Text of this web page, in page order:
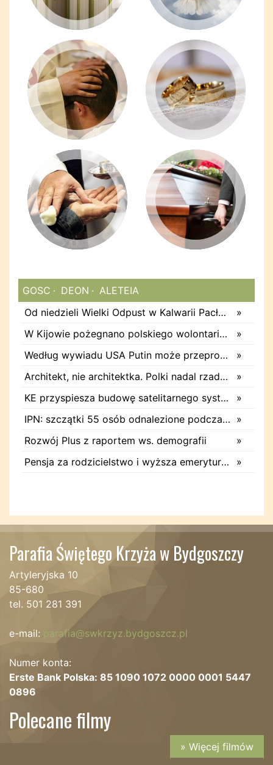
GOSC DEON
ALETEIA
»
Od niedzieli Wielki Odpust w Kalwarii Pacławskiej
»
W Kijowie pożegnano polskiego wolontariusza, który zginął w wyniku rosyjskich działań zbrojnych
»
Według wywiadu USA Putin może przeprowadzić ograniczony atak na kraj NATO
»
Architekt, nie architektka. Polki nadal rzadko używają żeńskich nazw zawodów
»
KE przyspiesza budowę satelitarnego systemu IRIS2
»
IPN: szczątki 55 osób odnalezione podczas ekshumacji
»
Rozwój Plus z raportem ws. demografii
»
Pensja za rodzicielstwo i wyższa emerytura za dzieci. Nowe pomysły
Parafia Świętego Krzyża w Bydgoszczy
Artyleryjska 10
85-680
tel. 501 281 391
e-mail: parafia@swkrzyz.bydgoszcz.pl
Numer konta:
Erste Bank Polska: 85 1090 1072 0000 0001 5447
0896
Polecane filmy
» Więcej filmów